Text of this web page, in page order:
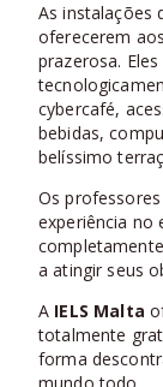
As instalações
oferecerem
prazerosa.
cybercafé,
bebidas,
belíssimo
Os
experiência no
a atingir seus
A IELS Malta
totalmente
forma